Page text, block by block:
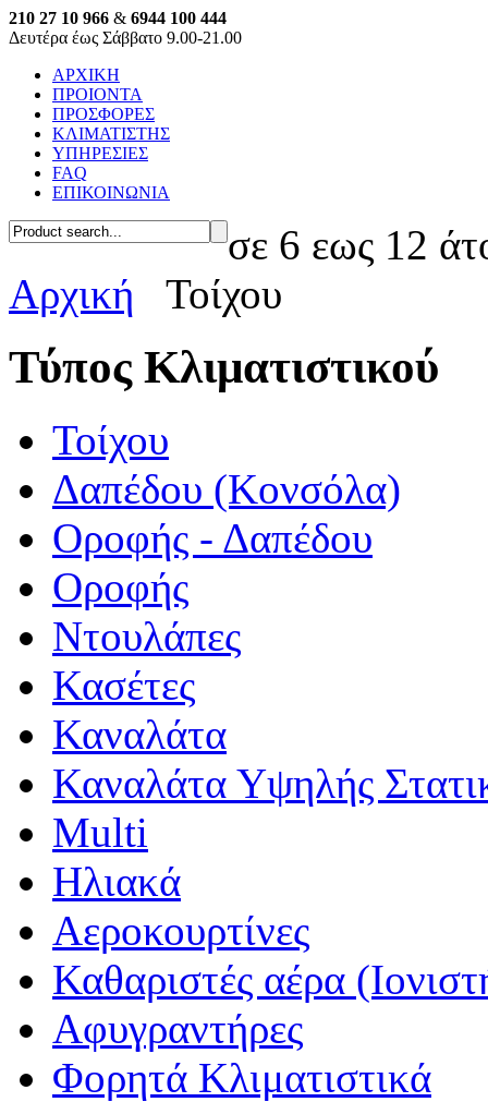
210 27 10 966 & 6944 100 444
Δευτέρα έως Σάββατο 9.00-21.00
ΑΡΧΙΚΗ
ΠΡΟΙΟΝΤΑ
ΠΡΟΣΦΟΡΕΣ
ΚΛΙΜΑΤΙΣΤΗΣ
ΥΠΗΡΕΣΙΕΣ
FAQ
ΕΠΙΚΟΙΝΩΝΙΑ
σε 6 εως 12
Αρχική
Τοίχου
Τύπος Κλιματιστικού
Τοίχου
Δαπέδου (Κονσόλα)
Οροφής - Δαπέδου
Οροφής
Ντουλάπες
Κασέτες
Καναλάτα
Καναλάτα Υψηλής
Multi
Ηλιακά
Αεροκουρτίνες
Καθαριστές αέρα
Αφυγραντήρες
Φορητά Κλιματιστικά